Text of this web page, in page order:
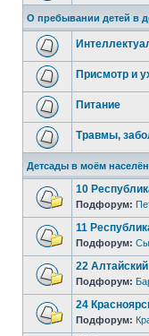
О пребывании детей в
Присмотр и
Питание
Травмы,
Детсады в моём
10
Подфорум:
11
Подфорум:
22
Подфорум:
24
Подфорум: